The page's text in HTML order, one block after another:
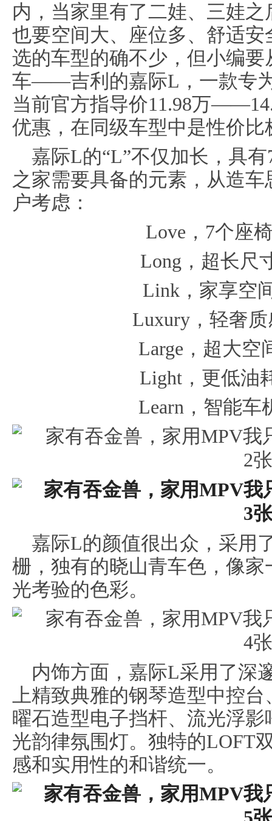
内，当家里有了二娃、三娃
也要空间大、座位多、舒适
选的车型的确不少，但小编
车——吉利的嘉际L，一款专
当前官方指导价11.98万
优惠，在同级车型中是性价比
嘉际L的“L”不仅加长，具
之家需要具备的元素，从造
户考虑：
Love，7个座
Long，超长尺
Link，家享空
Luxury，轻奢
Large，超大空
Light，更低油
Learn，智能车
嘉际L的颜值很出众，采用
栅，独有的晓山青车色，像
光考验的色彩。
内饰方面，嘉际L采用了深
上精致典雅的钢琴造型中控
曜石造型电子挡杆、流光浮
光韵律氛围灯。独特的LOFT
感和实用性的和谐统一。